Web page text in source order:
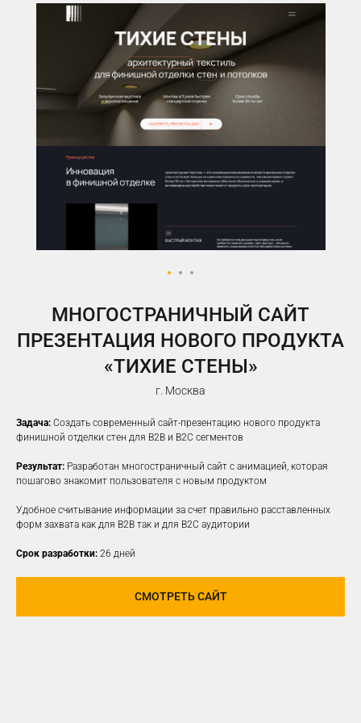
МНОГОСТРАНИЧНЫЙ САЙТ
ПРЕЗЕНТАЦИЯ НОВОГО ПРОДУКТА
«ТИХИЕ СТЕНЫ»
г. Москва
Задача: Создать современный сайт-презентацию нового продукта
финишной отделки стен для B2B и B2C сегментов
Результат: Разработан многостраничный сайт с анимацией, которая
пошагово знакомит пользователя с новым продуктом
Удобное считывание информации за счет правильно расставленных
форм захвата как для B2B так и для B2C аудитории
Срок разработки: 26 дней
СМОТРЕТЬ САЙТ